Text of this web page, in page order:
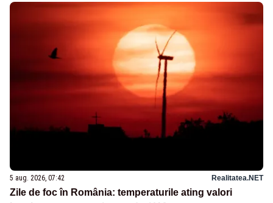
5 aug. 2026, 07:42 Realitatea.NET
Zile de foc în România: temperaturile ating valori